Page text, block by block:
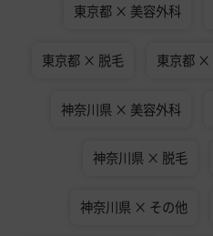
東京都 × 美容外科
東京都 × 脱毛 東京都 ×
神奈川県 × 美容外科
神奈川県 × 脱毛
神奈川県 × その他